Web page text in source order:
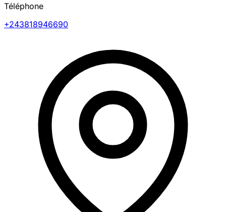
Téléphone
+243818946690